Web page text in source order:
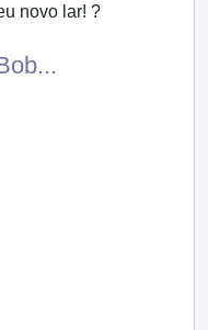
novo lar! ?